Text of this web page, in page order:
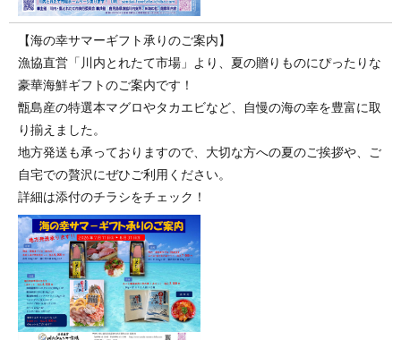
【海の幸サマーギフト承りのご案内】
漁協直営「川内とれたて市場」より、夏の贈りものにぴったりな
豪華海鮮ギフトのご案内です！
甑島産の特選本マグロやタカエビなど、自慢の海の幸を豊富に取
り揃えました。
地方発送も承っておりますので、大切な方への夏のご挨拶や、ご
自宅での贅沢にぜひご利用ください。
詳細は添付のチラシをチェック！